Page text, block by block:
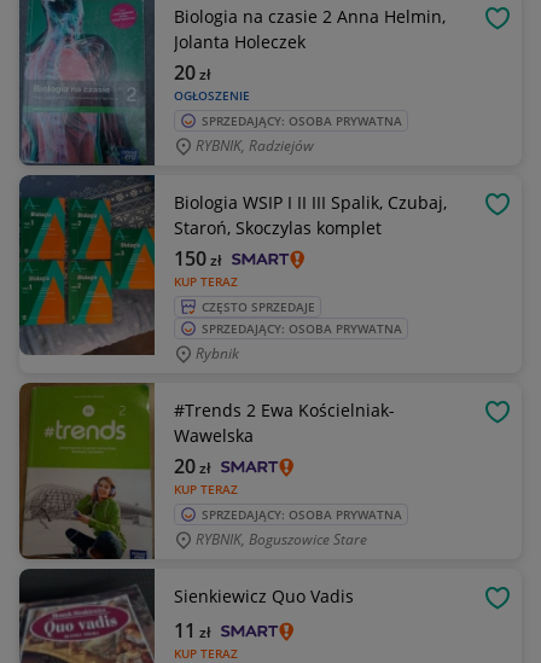
Biologia na czasie 2 Anna Helmin,
Jolanta Holeczek
OGŁOSZENIE
20zł
SPRZEDAJĄCY: OSOBA PRYWATNA
RYBNIK, Radziejów
Biologia WSIP I II III Spalik, Czubaj,
Staroń, Skoczylas komplet
KUP TERAZ
150zł
CZĘSTO SPRZEDAJE
SPRZEDAJĄCY: OSOBA PRYWATNA
Rybnik
#Trends 2 Ewa Kościelniak-
Wawelska
KUP TERAZ
20zł
SPRZEDAJĄCY: OSOBA PRYWATNA
RYBNIK, Boguszowice Stare
Sienkiewicz Quo Vadis
KUP TERAZ
11 zł